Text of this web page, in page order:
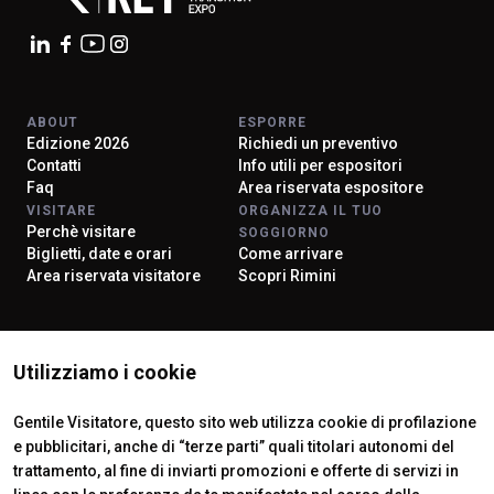
Utilizziamo i cookie
Gentile Visitatore, questo sito web utilizza cookie di profilazione
e pubblicitari, anche di “terze parti” quali titolari autonomi del
trattamento, al fine di inviarti promozioni e offerte di servizi in
ABOUT
Edizione 2026
Contatti
Faq
ESPORRE
Richiedi un preventivo
Info utili per espositori
Area riservata espositore
VISITARE
Perchè visitare
Biglietti, date e orari
Area riservata visitatore
ORGANIZZA IL TUO
SOGGIORNO
Come arrivare
Scopri Rimini
ISTITUTI CERTIFICATORI